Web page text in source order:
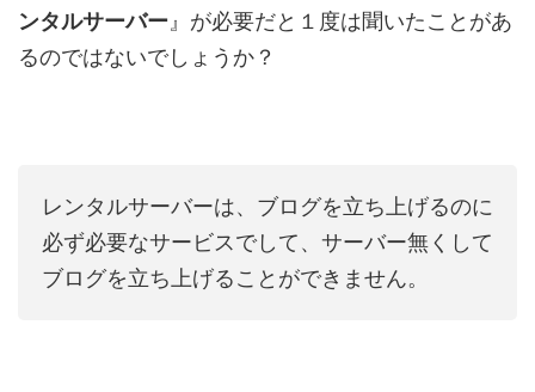
ンタルサーバー 』が必要だと１度は聞いたことがあ
るのではないでしょうか？
レンタルサーバーは、ブログを立ち上げるのに
必ず必要なサービスでして、サーバー無くして
ブログを立ち上げることができません。